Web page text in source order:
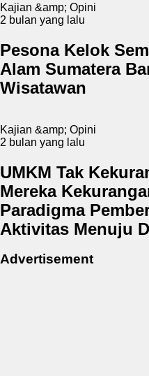
Kajian &amp; Opini
2 bulan yang lalu
Pesona Kelok
Alam Sumatera
Wisatawan
Kajian &amp; Opini
2 bulan yang lalu
UMKM Tak
Mereka
Paradigma
Aktivitas Menuju
Advertisement